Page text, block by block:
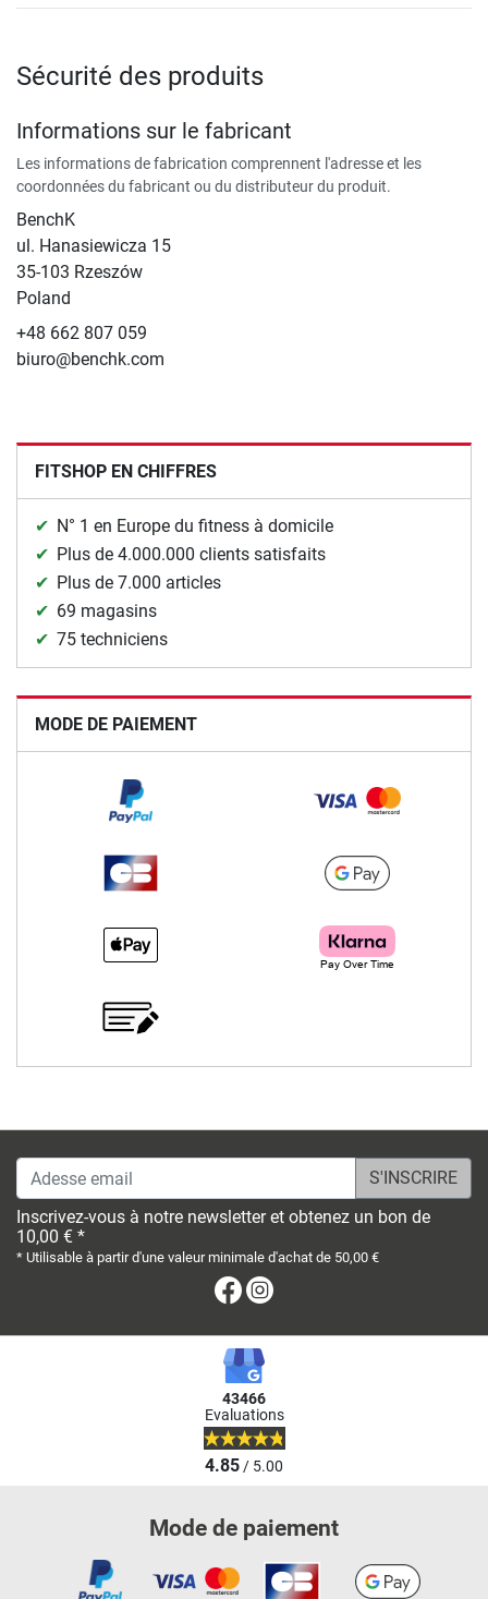
Sécurité des produits
Informations sur le fabricant
Les informations de fabrication comprennent l'adresse et les
coordonnées du fabricant ou du distributeur du produit.
BenchK
ul. Hanasiewicza 15
35-103 Rzeszów
Poland
+48 662 807 059
biuro@benchk.com
FITSHOP EN CHIFFRES
N° 1 en Europe du fitness à domicile
Plus de 4.000.000 clients satisfaits
Plus de 7.000 articles
69 magasins
75 techniciens
MODE DE PAIEMENT
Adesse email
Inscrivez-vous à notre newsletter et obtenez un bon de
10,00 € *
* Utilisable à partir d'une valeur minimale d'achat de 50,00 €
Facebook
43466
Evaluations
4.85/ 5.00
Mode de paiement